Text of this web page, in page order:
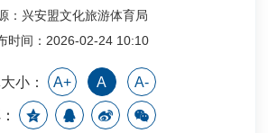
：兴安盟文化旅游体育局
时间：2026-02-24 10:10
小： A+ A A-